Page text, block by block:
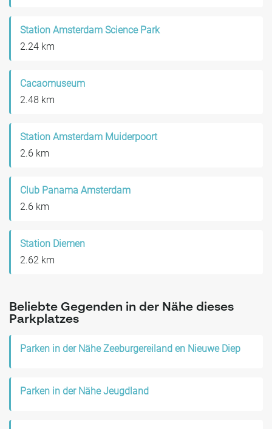
Station Amsterdam Science Park
2.24 km
Cacaomuseum
2.48 km
Station Amsterdam Muiderpoort
2.6 km
Club Panama Amsterdam
2.6 km
Station Diemen
2.62 km
Beliebte Gegenden in der Nähe dieses
Parkplatzes
Parken in der Nähe Zeeburgereiland en Nieuwe Diep
Parken in der Nähe Jeugdland